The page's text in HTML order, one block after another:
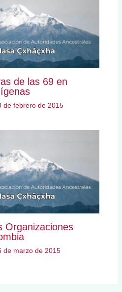
de las 69 en
de febrero de 2015
Organizaciones
de marzo de 2015